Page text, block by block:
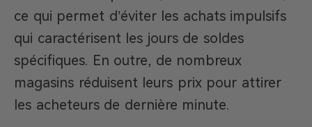
ce qui permet d’éviter les achats impulsifs
qui caractérisent les jours de soldes
spécifiques. En outre, de nombreux
magasins réduisent leurs prix pour attirer
les acheteurs de dernière minute.